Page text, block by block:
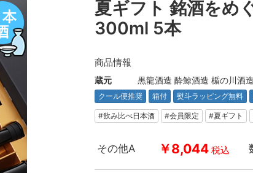
夏ギフト 銘酒をめ
300ml 5本
商品情報
蔵元 黒龍酒造 酔鯨酒造 楯の川酒
クール便推奨 箱付 熨斗ラッピング無料
#飲み比べ日本酒 #会員限定 #夏ギフト
その他A ￥8,044 税込